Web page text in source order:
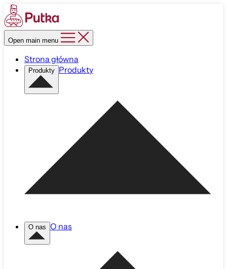
Open main menu
Strona główna
Produkty Produkty
O nas O nas